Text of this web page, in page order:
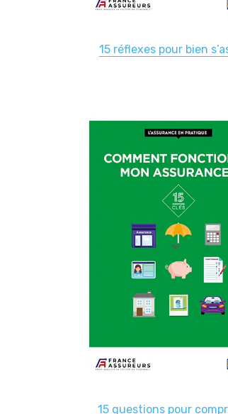
15 réflexes pour bien
15 questions pour